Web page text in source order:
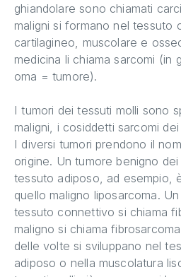
ghiandolare sono chiamati
maligni si formano nel tessuto
cartilagineo, muscolare e
medicina li chiama sarcomi (in
oma = tumore).
I tumori dei tessuti molli sono
maligni, i cosiddetti sarcomi
I diversi tumori prendono il
origine. Un tumore benigno
tessuto adiposo, ad esempio,
quello maligno liposarcoma.
tessuto connettivo si chiama
maligno si chiama
delle volte si sviluppano nel
adiposo o nella muscolatura